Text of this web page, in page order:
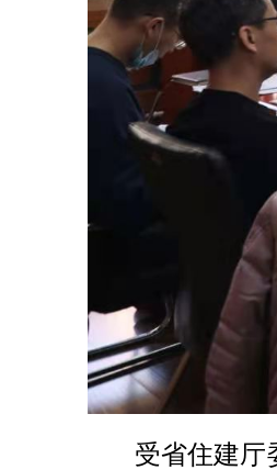
受省住建厅